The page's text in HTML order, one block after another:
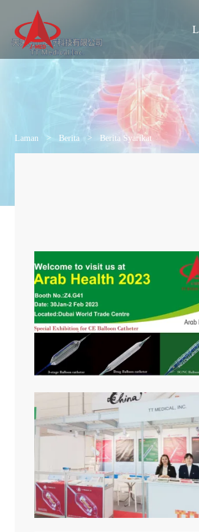
Laman > Berita > Berita Syarikat